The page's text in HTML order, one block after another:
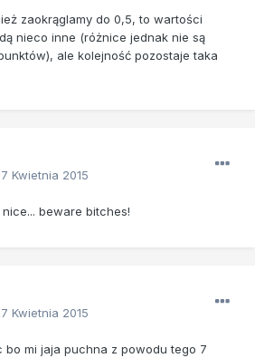
zaokrąglamy do 0,5, to wartości
nieco inne (różnice jednak nie są
ale kolejność pozostaje taka
Kwietnia 2015
nice... beware bitches!
Kwietnia 2015
bo mi jaja puchna z powodu tego 7